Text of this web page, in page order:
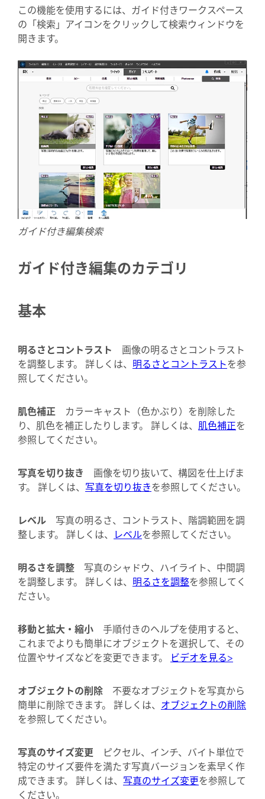
この機能を使用するには、ガイド付きワークスペース
の「検索」アイコンをクリックして検索ウィンドウを
開きます。
ガイド付き編集検索
ガイド付き編集のカテゴリ
基本
明るさとコントラスト
画像の明るさとコントラスト
を調整します。 詳しくは、 明るさとコントラストを参
照してください。
肌色補正
カラーキャスト（色かぶり）を削除した
り、肌色を補正したりします。 詳しくは、 肌色補正を
参照してください。
写真を切り抜き
画像を切り抜いて、構図を仕上げま
す。 詳しくは、 写真を切り抜きを参照してください。
レベル
写真の明るさ、コントラスト、階調範囲を調
整します。 詳しくは、 レベルを参照してください。
明るさを調整
写真のシャドウ、ハイライト、中間調
を調整します。 詳しくは、 明るさを調整を参照してく
ださい。
移動と拡大・縮小
手順付きのヘルプを使用すると、
これまでよりも簡単にオブジェクトを選択して、その
位置やサイズなどを変更できます。
ビデオを見る>
オブジェクトの削除
不要なオブジェクトを写真から
簡単に削除できます。 詳しくは、 オブジェクトの削除
を参照してください。
写真のサイズ変更
ピクセル、インチ、バイト単位で
特定のサイズ要件を満たす写真バージョンを素早く作
成できます。 詳しくは、 写真のサイズ変更を参照して
ください。